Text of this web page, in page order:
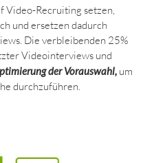
Recruiting setzen,
und ersetzen dadurch
Die verbleibenden 25%
Videointerviews und
der Vorauswahl, um
durchzuführen.